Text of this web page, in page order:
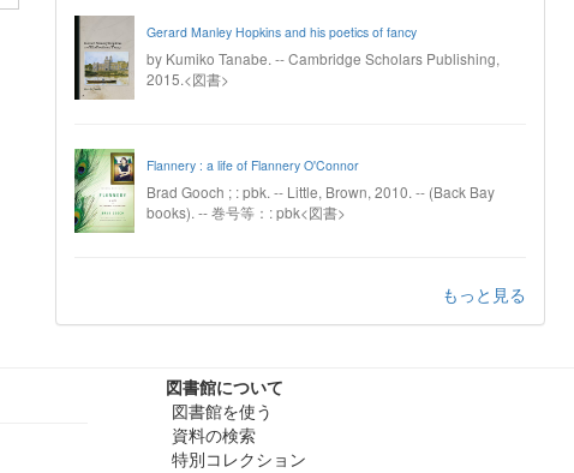
Gerard Manley Hopkins and his poetics of fancy
by Kumiko Tanabe. -- Cambridge Scholars Publishing,
2015.<図書>
Flannery : a life of Flannery O'Connor
Brad Gooch ; : pbk. -- Little, Brown, 2010. -- (Back Bay
books). -- 巻号等：: pbk<図書>
もっと見る
図書館について
図書館を使う
資料の検索
特別コレクション